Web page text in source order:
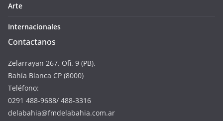
Arte
Internacionales
Contactanos
Zelarrayan 267. Ofi. 9 (PB),
Bahía Blanca CP (8000)
Teléfono:
0291 488-9688/ 488-3316
delabahia@fmdelabahia.com.ar